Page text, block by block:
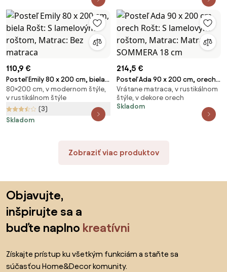
110,9 €
Posteľ Emily 80 x 200 cm, biela
Rošt: S lamelovým roštom,
Matrac: Bez matraca
80×200 cm, v modernom štýle,
v rustikálnom štýle
(3)
Skladom
214,5 €
Posteľ Ada 90 x 200 cm, orech
Rošt: S lamelovým roštom,
Matrac: Matrac SOMMERA 18
cm
Vrátane matraca, v rustikálnom
štýle, v dekore orech
Skladom
Zobraziť viac produktov
Objavujte,
inšpirujte sa a
buďte naplno kreatívni
Získajte prístup ku všetkým funkciám a staňte sa
súčasťou Home&Decor komunity.